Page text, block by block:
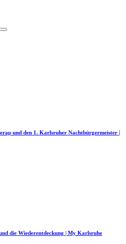
und den 1. Karlsruher Nachtbürgermeister |
die Wiederentdeckung | My Karlsruhe